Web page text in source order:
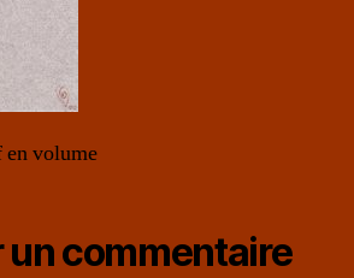
en volume
un commentaire